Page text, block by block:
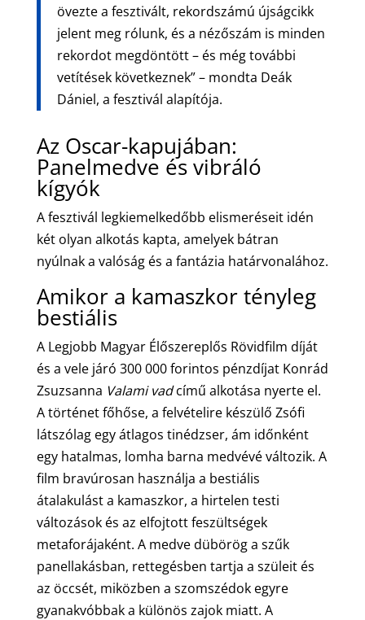
övezte a fesztivált, rekordszámú újságcikk
jelent meg rólunk, és a nézőszám is minden
rekordot megdöntött – és még további
vetítések következnek” – mondta Deák
Dániel, a fesztivál alapítója.
Az Oscar-kapujában:
Panelmedve és vibráló
kígyók
A fesztivál legkiemelkedőbb elismeréseit idén
két olyan alkotás kapta, amelyek bátran
nyúlnak a valóság és a fantázia határvonalához.
Amikor a kamaszkor tényleg
bestiális
A Legjobb Magyar Élőszereplős Rövidfilm díját
és a vele járó 300 000 forintos pénzdíjat Konrád
Zsuzsanna Valami vadcímű alkotása nyerte el.
A történet főhőse, a felvételire készülő Zsófi
látszólag egy átlagos tinédzser, ám időnként
egy hatalmas, lomha barna medvévé változik. A
film bravúrosan használja a bestiális
átalakulást a kamaszkor, a hirtelen testi
változások és az elfojtott feszültségek
metaforájaként. A medve dübörög a szűk
panellakásban, rettegésben tartja a szüleit és
az öccsét, miközben a szomszédok egyre
gyanakvóbbak a különös zajok miatt. A